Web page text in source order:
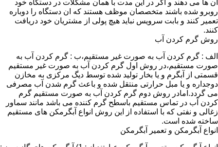
آن ها می دهند و اگر در این مدت با همان مشکلات در دستگاه خود
روبرو شده باشند متخصصان موظف هستند که ان دستگاه را دوباره
تعمیر کنند و بابت سرویس نباید هیچ پولی از مشتریان خود دریافت
کنند.
روش گرم کردن آب
الف : گرم کردن آب به صورت غیر مستقیم،ب : گرم کردن آب به
صورت مستقیم،در روش اول گرم کردن آب به صورت غیر مستقیم
قسمتی از آبگرم و یا بخار تولید شده توسط دیگ مرکزی به مخازن
دوجداره و یا مبل حرارتی منتقل شده و باعث گرم شدن آب مصرفی
می گردد.امادر روش دوم گرم کردن آب به صورت مستقیم گرم
کردن آب در تماس مستقیم باسطح گرم کننده می باشد مانند سماور
زغالی و نفتی که با استفاده از این روش انواع آبگرمکن های مستقیم
ساخته شده است.
انواع آبگرمکن و تعمیر آبگرمکن